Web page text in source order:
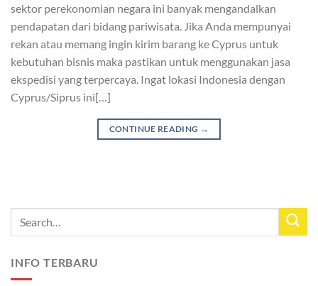
sektor perekonomian negara ini banyak mengandalkan
pendapatan dari bidang pariwisata. Jika Anda mempunyai
rekan atau memang ingin kirim barang ke Cyprus untuk
kebutuhan bisnis maka pastikan untuk menggunakan jasa
ekspedisi yang terpercaya. Ingat lokasi Indonesia dengan
Cyprus/Siprus ini[…]
CONTINUE READING →
INFO TERBARU